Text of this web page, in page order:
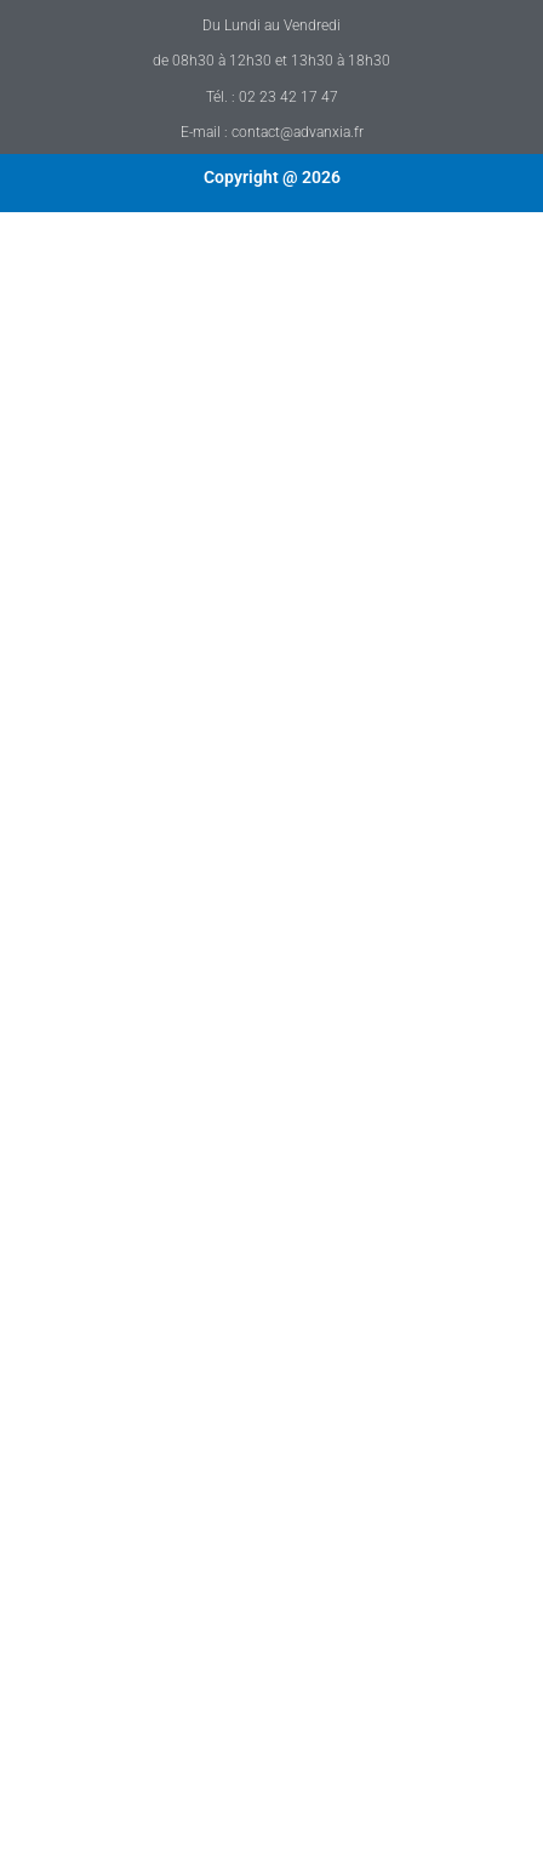
Du Lundi au Vendredi
de 08h30 à 12h30 et 13h30 à 18h30
Tél. : 02 23 42 17 47
E-mail : contact@advanxia.fr
Copyright @ 2026